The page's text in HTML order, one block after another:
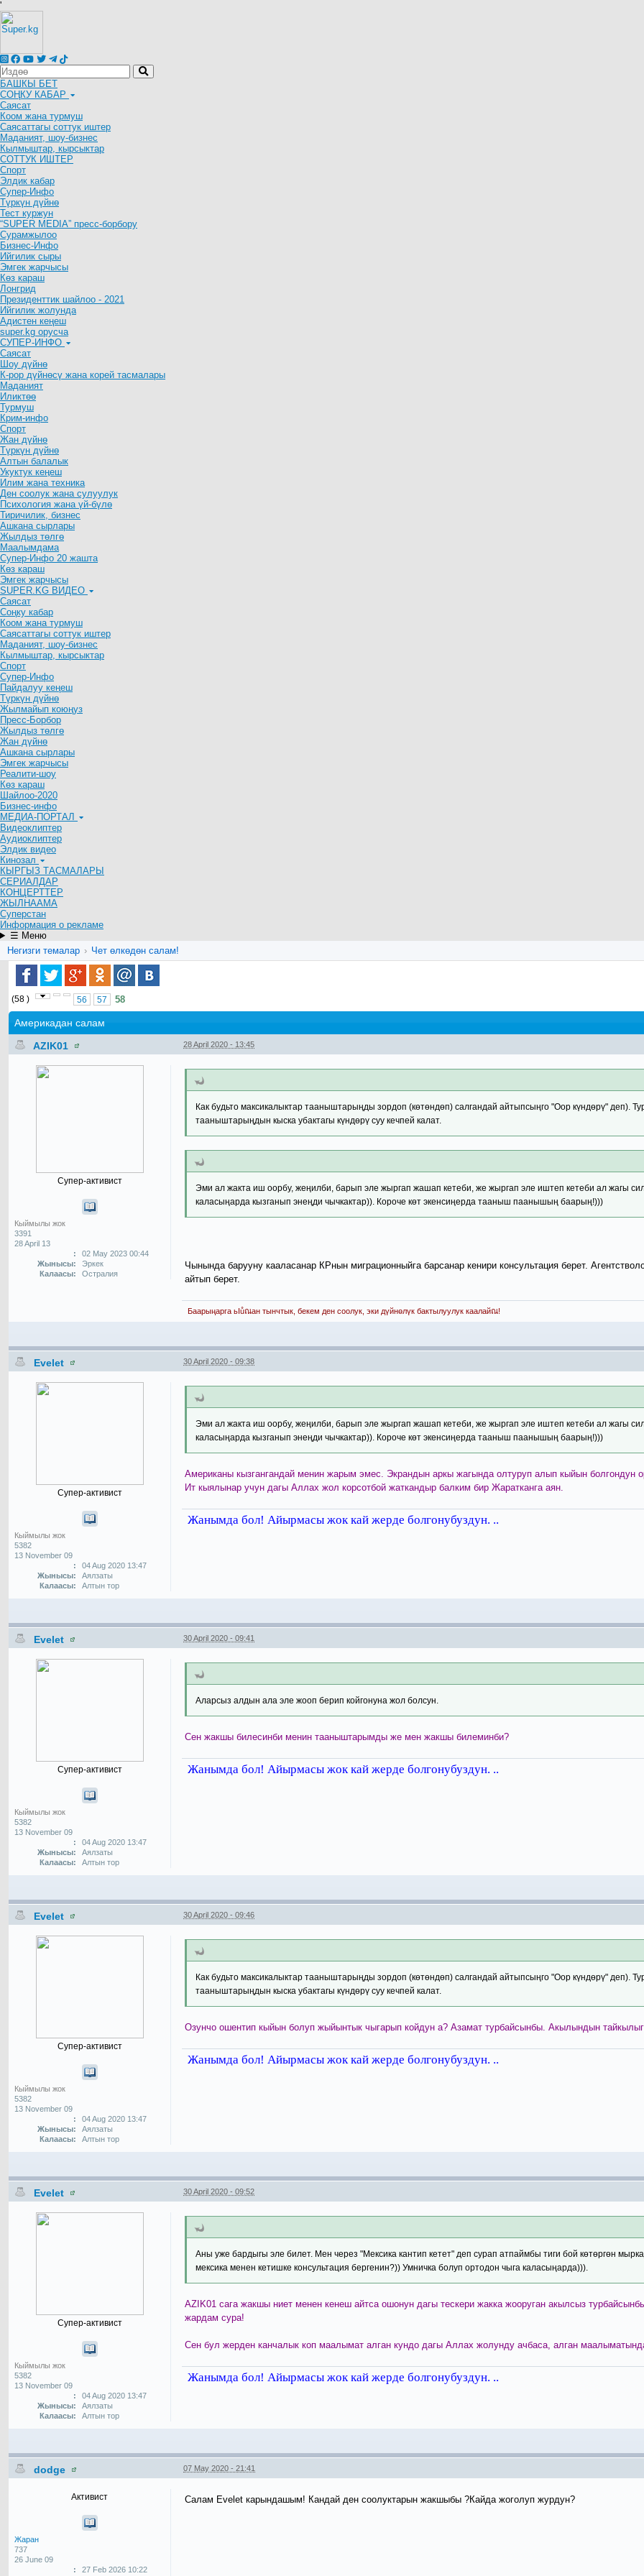
'
БАШКЫ БЕТ
СОҢКУ КАБАР
Саясат
Коом жана турмуш
Саясаттагы соттук иштер
Маданият, шоу-бизнес
Кылмыштар, кырсыктар
СОТТУК ИШТЕР
Спорт
Элдик кабар
Супер-Инфо
Түркүн дүйнө
Тест куржун
“SUPER MEDIA” пресс-борбору
Сурамжылоо
Бизнес-Инфо
Ийгилик сыры
Эмгек жарчысы
Көз караш
Лонгрид
Президенттик шайлоо - 2021
Ийгилик жолунда
Адистен кеңеш
super.kg орусча
СУПЕР-ИНФО
Саясат
Шоу дүйнө
К-рор дүйнөсү жана корей тасмалары
Маданият
Иликтөө
Турмуш
Крим-инфо
Спорт
Жан дүйнө
Түркүн дүйнө
Алтын балалык
Укуктук кеӊеш
Илим жана техника
Ден соолук жана сулуулук
Психология жана үй-бүлө
Тиричилик, бизнес
Ашкана сырлары
Жылдыз төлгө
Маалымдама
Супер-Инфо 20 жашта
Көз караш
Эмгек жарчысы
SUPER.KG ВИДЕО
Саясат
Cоңку кабар
Коом жана турмуш
Саясаттагы соттук иштер
Маданият, шоу-бизнес
Кылмыштар, кырсыктар
Спорт
Супер-Инфо
Пайдалуу кеңеш
Түркүн дүйнө
Жылмайып коюңуз
Пресс-Борбор
Жылдыз төлгө
Жан дүйнө
Ашкана сырлары
Эмгек жарчысы
Реалити-шоу
Көз караш
Шайлоо-2020
Бизнес-инфо
МЕДИА-ПОРТАЛ
Видеоклиптер
Аудиоклиптер
Элдик видео
Кинозал
КЫРГЫЗ ТАСМАЛАРЫ
СЕРИАЛДАР
КОНЦЕРТТЕР
ЖЫЛНААМА
Суперстан
Информация о рекламе
☰ Меню
Негизги темалар › Чет өлкөдөн салам!
(58 ) 56 57 58
Америкадан салам
AZIK01 28 April 2020 - 13:45
Супер-активист
Кыймылы жок
3391
28 April 13
:
02 May 2023 00:44
Жынысы:
Эркек
Калаасы:
Остралия
Как будьто максикалыктар тааныштарыңды зордоп (көтөндөп) салгандай айтыпсыңго "Оор күндөрү" деп).
тааныштарыңдын кыска убактагы күндөрү суу кечпей калат.
Эми ал жакта иш оорбу, жеңилби, барып эле жыргап жашап кетеби, же жыргап эле иштеп кетеби ал жагы
каласыңарда кызганып энеңди чычкактар)). Короче көт экенсиңерда тааныш паанышың баарың!)))
Чынында барууну кааласанар КРнын миграционныйга барсанар кенири консультация берет.
айтып берет.
Баарыңарга ьIůณан тынчтык, бекем ден соолук, эки дүйнөлүк бактылуулук каалайณ!
Evelet 30 April 2020 - 09:38
Супер-активист
Кыймылы жок
5382
13 November 09
:
04 Aug 2020 13:47
Жынысы:
Аялзаты
Калаасы:
Алтын тор
Эми ал жакта иш оорбу, жеңилби, барып эле жыргап жашап кетеби, же жыргап эле иштеп кетеби ал жагы
каласыңарда кызганып энеңди чычкактар)). Короче көт экенсиңерда тааныш паанышың баарың!)))
Американы кызгангандай менин жарым эмес. Экрандын аркы жагында олтуруп алып кыйын болгондун
Ит кыялынар учун дагы Аллах жол корсотбой жаткандыр балким бир Жаратканга аян.
Жанымда бол! Айырмасы жок кай жерде болгонубуздун. ..
Evelet 30 April 2020 - 09:41
Супер-активист
Кыймылы жок
5382
13 November 09
:
04 Aug 2020 13:47
Жынысы:
Аялзаты
Калаасы:
Алтын тор
Аларсыз алдын ала эле жооп берип койгонуна жол болсун.
Сен жакшы билесинби менин тааныштарымды же мен жакшы билеминби?
Жанымда бол! Айырмасы жок кай жерде болгонубуздун. ..
Evelet 30 April 2020 - 09:46
Супер-активист
Кыймылы жок
5382
13 November 09
:
04 Aug 2020 13:47
Жынысы:
Аялзаты
Калаасы:
Алтын тор
Как будьто максикалыктар тааныштарыңды зордоп (көтөндөп) салгандай айтыпсыңго "Оор күндөрү" деп).
тааныштарыңдын кыска убактагы күндөрү суу кечпей калат.
Озунчо ошентип кыйын болуп жыйынтык чыгарып койдун а? Азамат турбайсынбы. Акылындын
Жанымда бол! Айырмасы жок кай жерде болгонубуздун. ..
Evelet 30 April 2020 - 09:52
Супер-активист
Кыймылы жок
5382
13 November 09
:
04 Aug 2020 13:47
Жынысы:
Аялзаты
Калаасы:
Алтын тор
Аны уже бардыгы эле билет. Мен через "Мексика кантип кетет" деп сурап атпаймбы тиги бой көтөргөн
мексика менен кетишке консультация бергенин?)) Умничка болуп ортодон чыга каласыңарда))).
AZIK01 сага жакшы ниет менен кенеш айтса ошонун дагы тескери жакка жооруган акылсыз
жардам сура!
Сен бул жерден канчалык коп маалымат алган кундо дагы Аллах жолунду ачбаса, алган
Жанымда бол! Айырмасы жок кай жерде болгонубуздун. ..
dodge 07 May 2020 - 21:41
Активист
Жаран
737
26 June 09
:
27 Feb 2026 10:22
Салам Evelet карындашым! Кандай ден соолуктарын жакшыбы ?Кайда жоголуп журдун?